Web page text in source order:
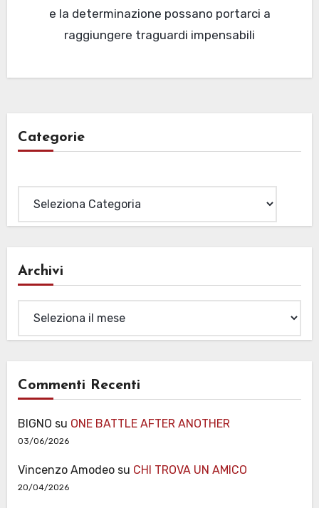
e la determinazione possano portarci a
raggiungere traguardi impensabili
Categorie
Archivi
Commenti Recenti
BIGNO su ONE BATTLE AFTER ANOTHER
03/06/2026
Vincenzo Amodeosu CHI TROVA UN AMICO
20/04/2026